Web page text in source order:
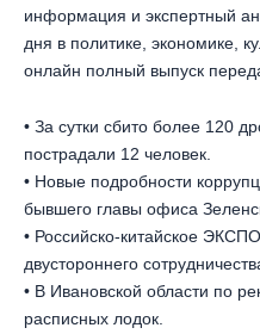
информация и экспертный
дня в политике, экономике,
онлайн полный выпуск
• За сутки сбито более 120
пострадали 12 человек.
• Новые подробности
бывшего главы офиса
• Российско-китайское
двустороннего
• В Ивановской области по
расписных лодок.